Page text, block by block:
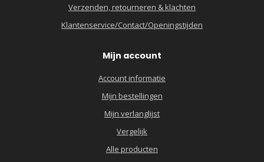
Verzenden, retourneren & klachten
Klantenservice/Contact/Openingstijden
Mijn account
Account informatie
Mijn bestellingen
Mijn verlanglijst
Vergelijk
Alle producten